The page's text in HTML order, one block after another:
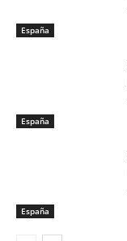
España
España
España